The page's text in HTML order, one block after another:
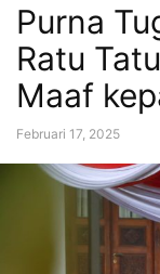
Purna
Ratu
Maaf
Februari 17, 2025